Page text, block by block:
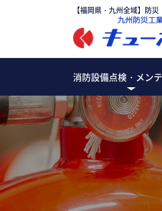
【福岡県・九州全域】防
消防設備点検・メン
消防・防災設備のメン
自衛消防訓練
防火設備定期検
各種設備改修工
防災管理点検
防火対象物点検
消防設備点検
建築設備定期点
特定建築物定期調
消火設
パッケー
泡消火設備
スプリン
消火器